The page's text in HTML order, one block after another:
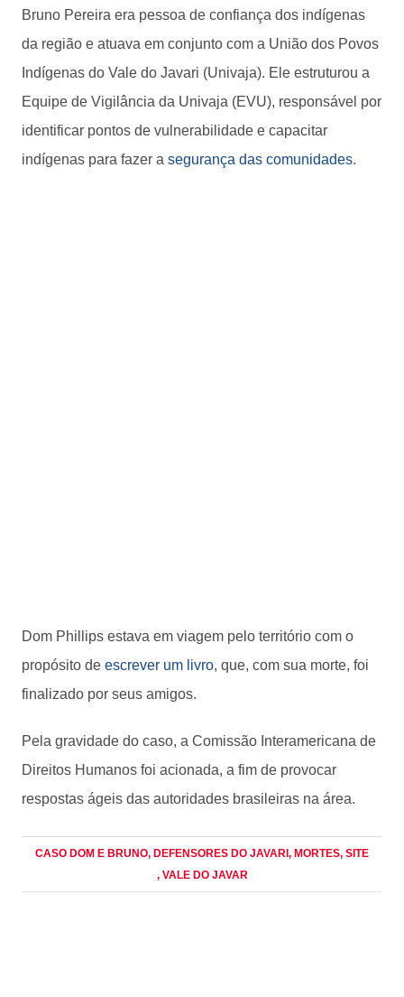
Bruno Pereira era pessoa de confiança dos indígenas
da região e atuava em conjunto com a União dos Povos
Indígenas do Vale do Javari (Univaja). Ele estruturou a
Equipe de Vigilância da Univaja (EVU), responsável por
identificar pontos de vulnerabilidade e capacitar
indígenas para fazer a segurança das comunidades.
Dom Phillips estava em viagem pelo território com o
propósito de escrever um livro, que, com sua morte, foi
finalizado por seus amigos.
Pela gravidade do caso, a Comissão Interamericana de
Direitos Humanos foi acionada, a fim de provocar
respostas ágeis das autoridades brasileiras na área.
CASO DOM E BRUNO, DEFENSORES DO JAVARI, MORTES, SITE
, VALE DO JAVAR